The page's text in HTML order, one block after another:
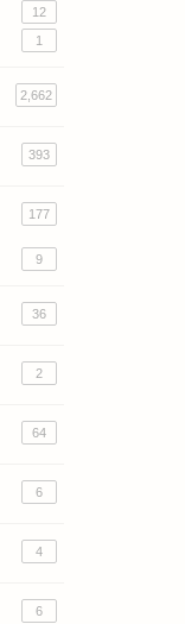
12
1
2,662
393
177
9
36
2
64
6
4
6